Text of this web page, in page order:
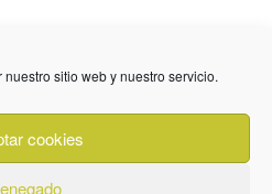
sitio web y nuestro servicio.
cookies
Fuente Palmera
legal Cookies